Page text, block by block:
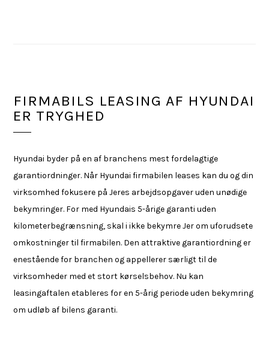
FIRMABILS LEASING AF HYUNDAI
ER TRYGHED
Hyundai byder på en af branchens mest fordelagtige
garantiordninger. Når Hyundai firmabilen leases kan du og din
virksomhed fokusere på Jeres arbejdsopgaver uden unødige
bekymringer. For med Hyundais 5-årige garanti uden
kilometerbegrænsning, skal i ikke bekymre Jer om uforudsete
omkostninger til firmabilen. Den attraktive garantiordning er
enestående for branchen og appellerer særligt til de
virksomheder med et stort kørselsbehov. Nu kan
leasingaftalen etableres for en 5-årig periode uden bekymring
om udløb af bilens garanti.